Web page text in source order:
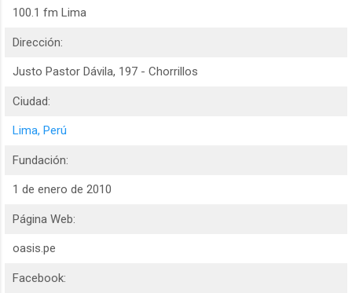
100.1 fm Lima
Dirección:
Justo Pastor Dávila, 197 - Chorrillos
Ciudad:
Lima, Perú
Fundación:
1 de enero de 2010
Página Web:
oasis.pe
Facebook: